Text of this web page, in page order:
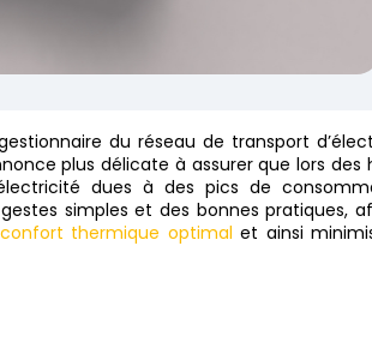
du réseau de transport
plus délicate à assurer que lors des
dues à des pics de
simples et des bonnes pratiques,
confort thermique optimal et ainsi